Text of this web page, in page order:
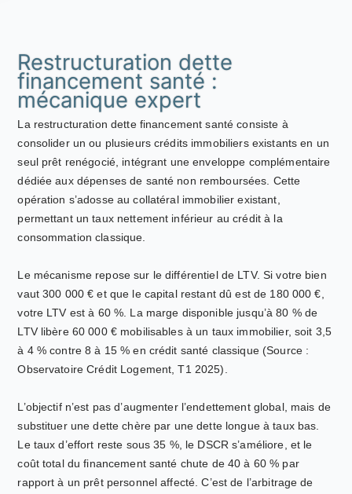
Restructuration dette
financement santé :
mécanique expert
La restructuration dette financement santé consiste à
consolider un ou plusieurs crédits immobiliers existants en un
seul prêt renégocié, intégrant une enveloppe complémentaire
dédiée aux dépenses de santé non remboursées. Cette
opération s’adosse au collatéral immobilier existant,
permettant un taux nettement inférieur au crédit à la
consommation classique.
Le mécanisme repose sur le différentiel de LTV. Si votre bien
vaut 300 000 € et que le capital restant dû est de 180 000 €,
votre LTV est à 60 %. La marge disponible jusqu’à 80 % de
LTV libère 60 000 € mobilisables à un taux immobilier, soit 3,5
à 4 % contre 8 à 15 % en crédit santé classique (Source :
Observatoire Crédit Logement, T1 2025).
L’objectif n’est pas d’augmenter l’endettement global, mais de
substituer une dette chère par une dette longue à taux bas.
Le taux d’effort reste sous 35 %, le DSCR s’améliore, et le
coût total du financement santé chute de 40 à 60 % par
rapport à un prêt personnel affecté. C’est de l’arbitrage de